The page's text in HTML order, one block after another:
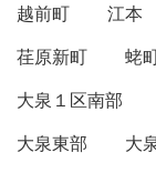
越前町
江本
荏原新町
蛯
大泉１区南部
大泉東部
大